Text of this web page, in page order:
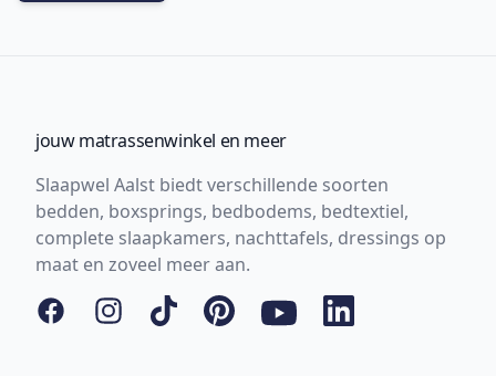
jouw matrassenwinkel en meer
Slaapwel Aalst biedt verschillende soorten
bedden, boxsprings, bedbodems, bedtextiel,
complete slaapkamers, nachttafels, dressings op
maat en zoveel meer aan.
FacebookInstagram
Tiktok PinterestYouTubeLinkedIn